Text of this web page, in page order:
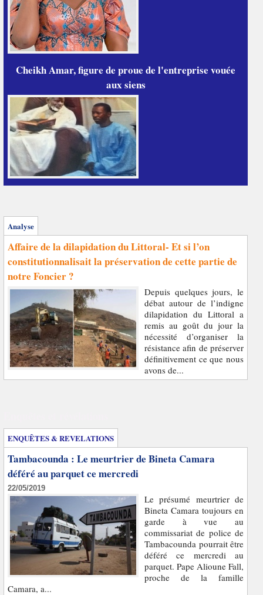
Cheikh Amar, figure de proue de l'entreprise vouée
aux siens
Analyse
Affaire de la dilapidation du Littoral- Et si l’on
constitutionnalisait la préservation de cette partie de
notre Foncier ?
Depuis quelques jours, le
débat autour de l’indigne
dilapidation du Littoral a
remis au goût du jour la
nécessité d’organiser la
résistance afin de préserver
définitivement ce que nous
avons de...
ENQUÊTES & REVELATIONS
Tambacounda : Le meurtrier de Bineta Camara
déféré au parquet ce mercredi
22/05/2019
Le présumé meurtrier de
Bineta Camara toujours en
garde à vue au
commissariat de police de
Tambacounda pourrait être
déféré ce mercredi au
parquet. Pape Alioune Fall,
proche de la famille
Camara, a...